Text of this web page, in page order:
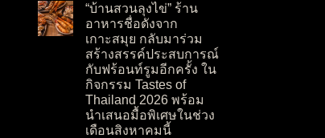
“บ้านสวนลุงไข่” ร้าน
อาหารชื่อดังจาก
เกาะสมุย กลับมาร่วม
สร้างสรรค์ประสบการณ์
กับฟร้อนท์รูมอีกครั้ง ใน
กิจกรรม Tastes of
Thailand 2026 พร้อม
นำเสนอมื้อพิเศษในช่วง
เดือนสิงหาคมนี้